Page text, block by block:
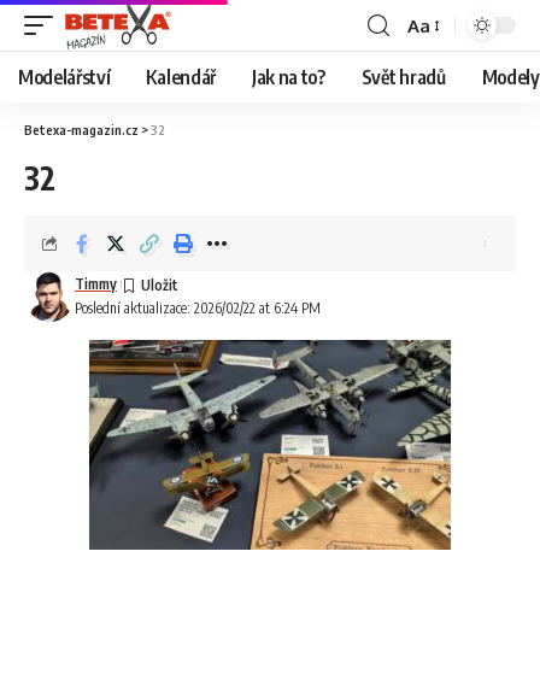
Aa
Modelářství Kalendář Jak na to? Svět hradů
Betexa-magazin.cz >32
32
Poslední aktualizace: 2026/02/22 at 6:24 PM
Timmy